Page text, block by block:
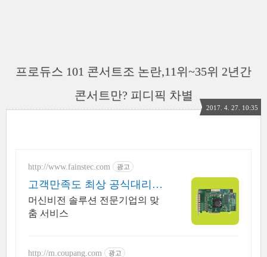
프로듀스 101 콘서트조 논란,11위~35위 2년간
콘서트만? 피디픽 차별
2017. 4. 27. 10:35
http://www.fainstec.com 광고
고객만족도 최상 공식대리점
의 혜택을 누리세요
머신비전 솔루션 전문기업의 맞
춤 서비스
http://m.coupang.com 광고